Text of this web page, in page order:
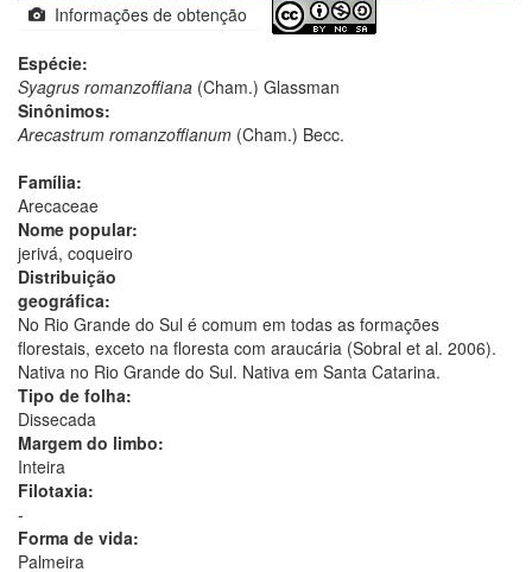
Informações de obtenção
Espécie:
Syagrus romanzoffiana (Cham.) Glassman
Sinônimos:
Arecastrum romanzoffianum (Cham.) Becc.
Família:
Arecaceae
Nome popular:
jerivá, coqueiro
Distribuição
geográfica:
No Rio Grande do Sul é comum em todas as formações
florestais, exceto na floresta com araucária (Sobral et al. 2006).
Nativa no Rio Grande do Sul. Nativa em Santa Catarina.
Tipo de folha:
Dissecada
Margem do limbo:
Inteira
Filotaxia:
-
Forma de vida:
Palmeira